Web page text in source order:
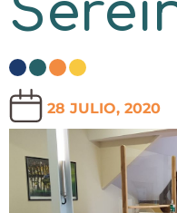
28 JULIO, 2020